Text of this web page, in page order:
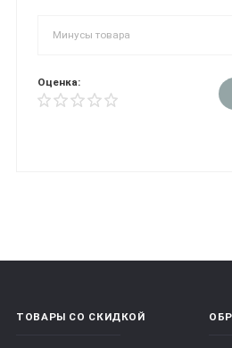
Оценка:
ТОВАРЫ СО СКИДКОЙ